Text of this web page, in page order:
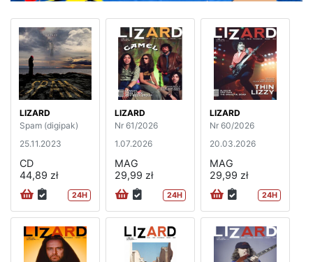
LIZARD
Spam (digipak)
25.11.2023
CD
44,89 zł
24H
LIZARD
Nr 61/2026
1.07.2026
MAG
29,99 zł
24H
LIZARD
Nr 60/2026
20.03.2026
MAG
29,99 zł
24H